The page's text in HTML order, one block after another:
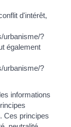
d'intérêt,
urbanisme/?
également
urbanisme/?
informations
Ces principes